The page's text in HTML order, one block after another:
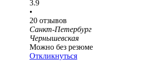
3.9
•
20 отзывов
Санкт-Петербург
Чернышевская
Можно без резюме
Откликнуться